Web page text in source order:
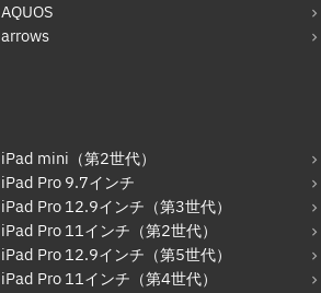
AQUOS
arrows
iPad mini（第2世代）
iPad Pro 9.7インチ
iPad Pro 12.9インチ（第3世代）
iPad Pro 11インチ（第2世代）
iPad Pro 12.9インチ（第5世代）
iPad Pro 11インチ（第4世代）